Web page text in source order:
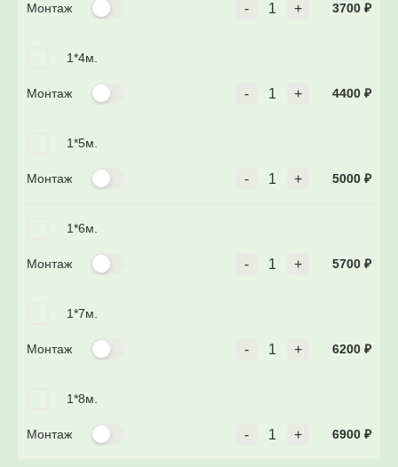
3700 ₽
Монтаж - 1 +
1*4м.
4400 ₽
Монтаж - 1 +
1*5м.
5000 ₽
Монтаж - 1 +
1*6м.
5700 ₽
Монтаж - 1 +
1*7м.
6200 ₽
Монтаж - 1 +
1*8м.
6900 ₽
Монтаж - 1 +